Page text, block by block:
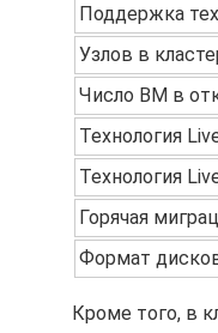
Поддержка
Узлов в
Число ВМ в
Технология
Технология
Горячая
Формат
Кроме того, в